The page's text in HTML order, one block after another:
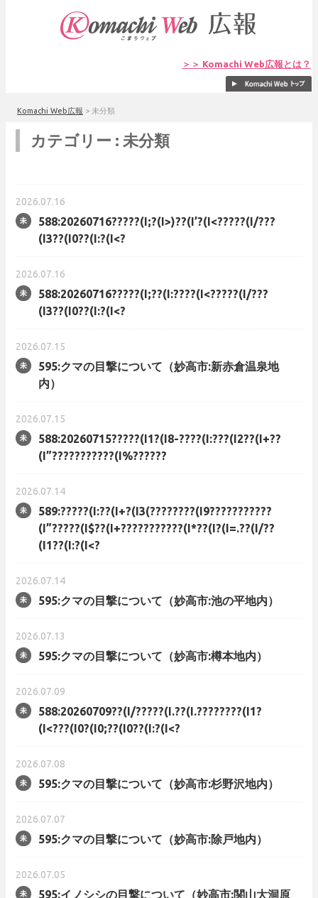
＞＞ Komachi Web広報とは？
Komachi Web広報 > 未分類
カテゴリー : 未分類
2026.07.16
588:20260716?????(I;?(I>)??(I’?(I<?????(I/???
(I3??(I0??(I:?(I<?
2026.07.16
588:20260716?????(I;??(I:????(I<?????(I/???
(I3??(I0??(I:?(I<?
2026.07.15
595:クマの目撃について（妙高市:新赤倉温泉地
内）
2026.07.15
588:20260715?????(I1?(I8-????(I:???(I2??(I+??
(I”???????????(I%??????
2026.07.14
589:?????(I:??(I+?(I3(????????(I9???????????
(I”?????(I$??(I+???????????(I*??(I?(I=.??(I/??
(I1??(I:?(I<?
2026.07.14
595:クマの目撃について（妙高市:池の平地内）
2026.07.13
595:クマの目撃について（妙高市:樽本地内）
2026.07.09
588:20260709??(I/?????(I.??(I.????????(I1?
(I<???(I0?(I0;??(I0??(I:?(I<?
2026.07.08
595:クマの目撃について（妙高市:杉野沢地内）
2026.07.07
595:クマの目撃について（妙高市:除戸地内）
2026.07.05
595:イノシシの目撃について（妙高市:関山大洞原